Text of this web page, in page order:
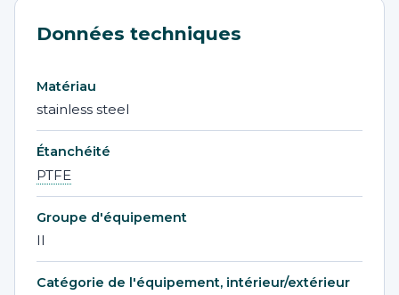
Données techniques
Matériau
stainless steel
Étanchéité
PTFE
Groupe d'équipement
II
Catégorie de l'équipement, intérieur/extérieur